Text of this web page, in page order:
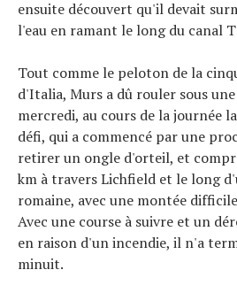
ensuite découvert qu'il devait
l'eau en ramant le long du canal
Tout comme le peloton de la
d'Italia, Murs a dû rouler sous
mercredi, au cours de la journée
défi, qui a commencé par une
retirer un ongle d'orteil, et
km à travers Lichfield et le long
romaine, avec une montée
Avec une course à suivre et un
en raison d'un incendie, il n'a
minuit.